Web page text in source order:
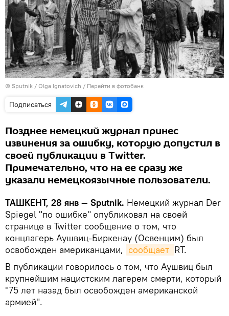
© Sputnik / Olga Ignatovich / Перейти в фотобанк
Подписаться
Позднее немецкий журнал принес
извинения за ошибку, которую допустил в
своей публикации в Twitter.
Примечательно, что на ее сразу же
указали немецкоязычные пользователи.
ТАШКЕНТ, 28 янв — Sputnik. Немецкий журнал Der
Spiegel "по ошибке" опубликовал на своей
странице в Twitter сообщение о том, что
концлагерь Аушвиц-Биркенау (Освенцим) был
освобожден американцами, сообщает RT.
В публикации говорилось о том, что Аушвиц был
крупнейшим нацистским лагерем смерти, который
"75 лет назад был освобожден американской
армией".